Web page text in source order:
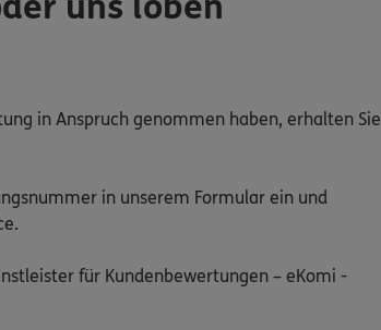
in Anspruch genommen haben, erhalten Sie
in unserem Formular ein und
für Kundenbewertungen – eKomi -